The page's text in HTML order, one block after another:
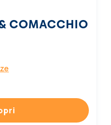
COMACCHIO